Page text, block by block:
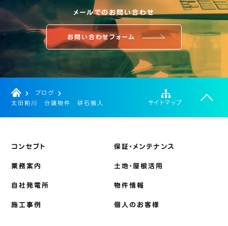
メールでのお問い合わせ
お問い合わせフォーム
ブログ
太田粕川 分譲物件 砕石搬入
サイトマップ
コンセプト
業務案内
自社発電所
施工事例
保証・メンテナンス
土地・屋根活用
物件情報
個人のお客様